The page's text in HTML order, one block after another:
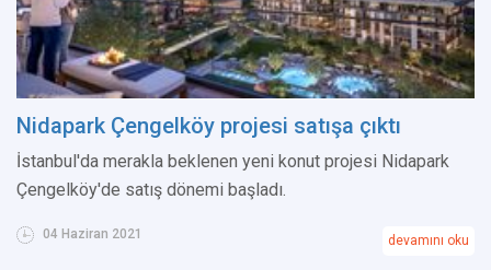
Nidapark Çengelköy projesi satışa çıktı
İstanbul'da merakla beklenen yeni konut projesi Nidapark
Çengelköy'de satış dönemi başladı.
04 Haziran 2021 devamını oku